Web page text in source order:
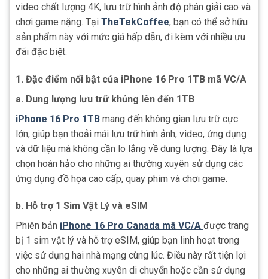
video chất lượng 4K, lưu trữ hình ảnh độ phân giải cao và
chơi game nặng. Tại TheTekCoffee, bạn có thể sở hữu
sản phẩm này với mức giá hấp dẫn, đi kèm với nhiều ưu
đãi đặc biệt.
1. Đặc điểm nổi bật của iPhone 16 Pro 1TB mã VC/A
a. Dung lượng lưu trữ khủng lên đến 1TB
iPhone 16 Pro 1TB mang đến không gian lưu trữ cực
lớn, giúp bạn thoải mái lưu trữ hình ảnh, video, ứng dụng
và dữ liệu mà không cần lo lắng về dung lượng. Đây là lựa
chọn hoàn hảo cho những ai thường xuyên sử dụng các
ứng dụng đồ họa cao cấp, quay phim và chơi game.
b. Hỗ trợ 1 Sim Vật Lý và eSIM
Phiên bản iPhone 16 Pro Canada mã VC/A được trang
bị 1 sim vật lý và hỗ trợ eSIM, giúp bạn linh hoạt trong
việc sử dụng hai nhà mạng cùng lúc. Điều này rất tiện lợi
cho những ai thường xuyên di chuyển hoặc cần sử dụng